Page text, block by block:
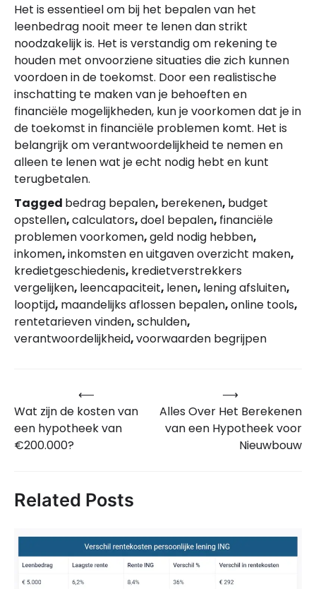
Het is essentieel om bij het bepalen van het
leenbedrag nooit meer te lenen dan strikt
noodzakelijk is. Het is verstandig om rekening te
houden met onvoorziene situaties die zich kunnen
voordoen in de toekomst. Door een realistische
inschatting te maken van je behoeften en
financiële mogelijkheden, kun je voorkomen dat je in
de toekomst in financiële problemen komt. Het is
belangrijk om verantwoordelijkheid te nemen en
alleen te lenen wat je echt nodig hebt en kunt
terugbetalen.
Tagged bedrag bepalen, berekenen, budget
opstellen,calculators,doel bepalen, financiële
problemen voorkomen,geld nodig hebben,
inkomen,inkomsten en uitgaven overzicht maken,
kredietgeschiedenis, kredietverstrekkers
vergelijken, leencapaciteit, lenen, lening afsluiten,
looptijd, maandelijks aflossen bepalen,online tools,
rentetarieven vinden,schulden,
verantwoordelijkheid,voorwaarden begrijpen
navigatie
⟵
Wat zijn de kosten van
een hypotheek van
€200.000?
Alles Over Het Berekenen
van een Hypotheek voor
Nieuwbouw
⟶
Related Posts